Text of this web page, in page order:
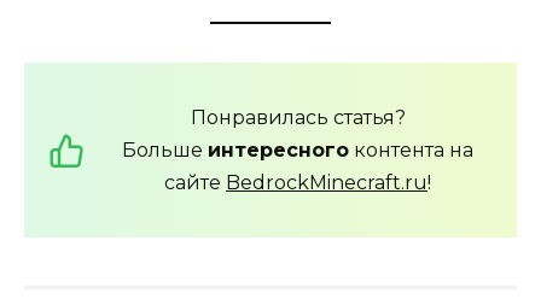
Понравилась статья?
Больше интересного контента на
сайте BedrockMinecraft.ru!